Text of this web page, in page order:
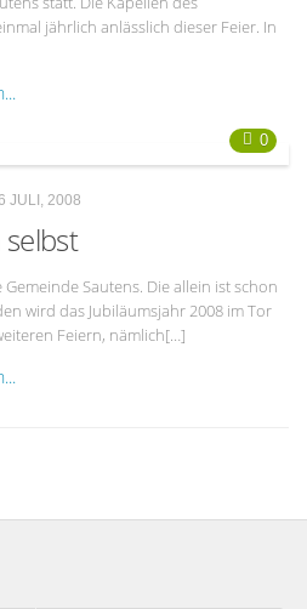
jährlich anlässlich dieser Feier. In
0
JULI, 2008
Sautens. Die allein ist schon
wird das Jubiläumsjahr 2008 im Tor
Feiern, nämlich[…]